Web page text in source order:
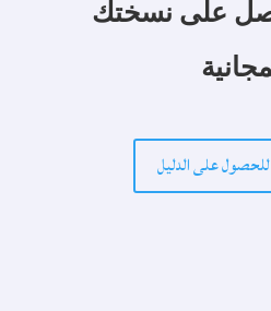
على نسختك
على الدليل